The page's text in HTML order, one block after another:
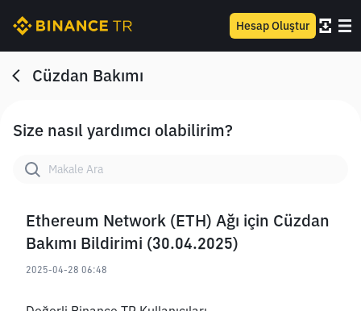
Hesap Oluştur
Cüzdan Bakımı
Size nasıl yardımcı olabilirim?
Ethereum Network (ETH) Ağı için Cüzdan
Bakımı Bildirimi (30.04.2025)
2025-04-28 06:48